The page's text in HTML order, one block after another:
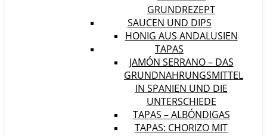
GRUNDREZEPT
SAUCEN UND DIPS
HONIG AUS ANDALUSIEN
TAPAS
JAMÓN SERRANO – DAS
GRUNDNAHRUNGSMITTEL
IN SPANIEN UND DIE
UNTERSCHIEDE
TAPAS – ALBÓNDIGAS
TAPAS: CHORIZO MIT